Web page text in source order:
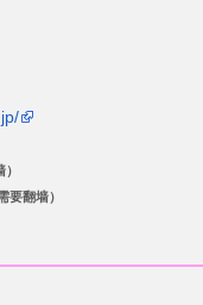
要翻墙）